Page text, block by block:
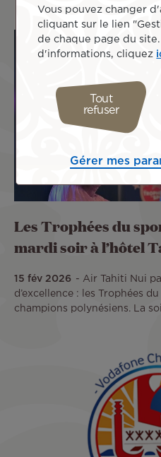
Les Trophées du
mardi soir à l’hôtel
15 fév 2026
Air Tahiti Nui
d’excellence : les Trophées
champions polynésiens. La
Vous pouvez changer
cliquant sur le lien
de chaque page du
d'informations, cliquez
Tout
refuser
Gérer mes